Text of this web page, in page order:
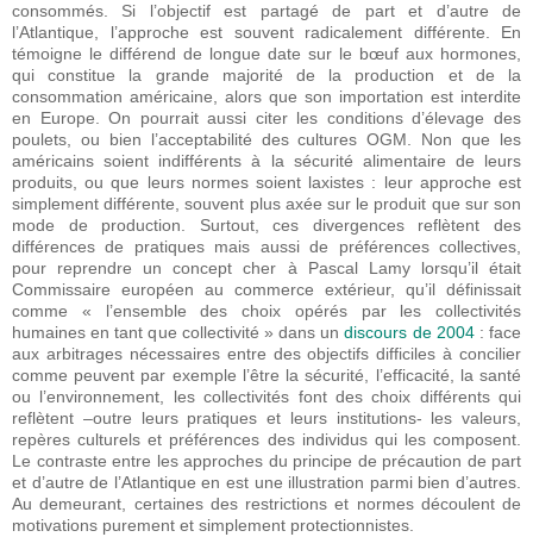
consommés. Si l’objectif est partagé de part et d’autre de
l’Atlantique, l’approche est souvent radicalement différente. En
témoigne le différend de longue date sur le bœuf aux hormones,
qui constitue la grande majorité de la production et de la
consommation américaine, alors que son importation est interdite
en Europe. On pourrait aussi citer les conditions d’élevage des
poulets, ou bien l’acceptabilité des cultures OGM. Non que les
américains soient indifférents à la sécurité alimentaire de leurs
produits, ou que leurs normes soient laxistes : leur approche est
simplement différente, souvent plus axée sur le produit que sur son
mode de production. Surtout, ces divergences reflètent des
différences de pratiques mais aussi de préférences collectives,
pour reprendre un concept cher à Pascal Lamy lorsqu’il était
Commissaire européen au commerce extérieur, qu’il définissait
comme « l’ensemble des choix opérés par les collectivités
humaines en tant que collectivité » dans undiscours de 2004: face
aux arbitrages nécessaires entre des objectifs difficiles à concilier
comme peuvent par exemple l’être la sécurité, l’efficacité, la santé
ou l’environnement, les collectivités font des choix différents qui
reflètent –outre leurs pratiques et leurs institutions- les valeurs,
repères culturels et préférences des individus qui les composent.
Le contraste entre les approches du principe de précaution de part
et d’autre de l’Atlantique en est une illustration parmi bien d’autres.
Au demeurant, certaines des restrictions et normes découlent de
motivations purement et simplement protectionnistes.